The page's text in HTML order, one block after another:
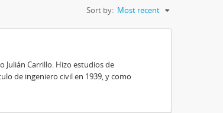
Sort by: Most recent
Julián Carrillo. Hizo estudios de
de ingeniero civil en 1939, y como